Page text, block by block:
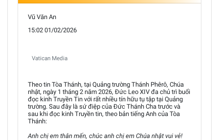
Vũ Văn An
15:02 01/02/2026
Vatican Media
Theo tin Tòa Thánh, tại Quảng trường Thánh Phêrô, Chúa
nhật, ngày 1 tháng 2 năm 2026, Đức Leo XIV đa chủ trì buổi
đọc kinh Truyền Tin với rất nhiều tín hữu tụ tập tại Quảng
trường. Sau đây là sứ điệp của Đức Thánh Cha trước và
sau khi đọc kinh Truyền tin, theo bản tiếng Anh của Tòa
Thánh:
Anh chị em thân mến, chúc anh chị em Chúa nhật vui vẻ!